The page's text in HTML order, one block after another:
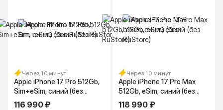
Через 10 минут
Apple iPhone 17 Pro 512Gb,
Sim+eSim, синий (без
RuStore)
116 990 ₽
Через 10 минут
Apple iPhone 17 Pro Max
512Gb, eSim, синий (без
RuStore)
118 990 ₽